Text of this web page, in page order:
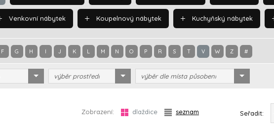
Venkovní nábytek Koupelnový nábytek Kuchyňský nábytek
F G H I J K L M N O P R S T V W Z #
výběr prostředí výběr dle místa působení
Zobrazení: dlaždice seznam Seřadit: